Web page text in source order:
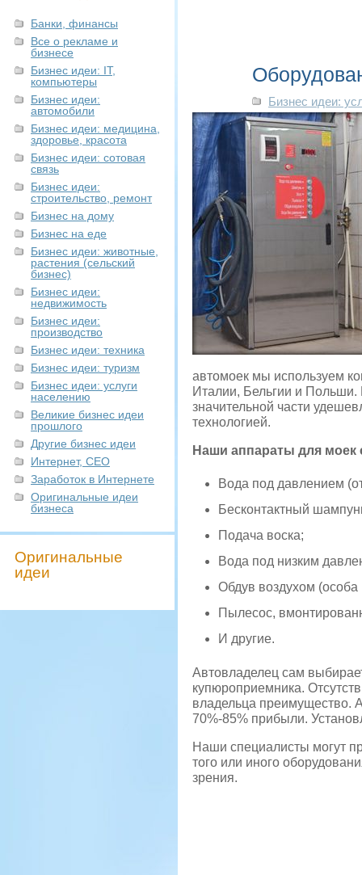
Банки, финансы
Все о рекламе и
бизнесе
Бизнес идеи: IT,
компьютеры
Бизнес идеи:
автомобили
Бизнес идеи: медицина,
здоровье, красота
Бизнес идеи: сотовая
связь
Бизнес идеи:
строительство, ремонт
Бизнес на дому
Бизнес на еде
Бизнес идеи: животные,
растения (сельский
бизнес)
Бизнес идеи:
недвижимость
Бизнес идеи:
производство
Бизнес идеи: техника
Бизнес идеи: туризм
Бизнес идеи: услуги
населению
Великие бизнес идеи
прошлого
Другие бизнес идеи
Интернет, СЕО
Заработок в Интернете
Оригинальные идеи
бизнеса
Оригинальные
идеи
Бизнес идеи:
автомоек мы используем
Италии, Бельгии и Польши.
значительной части
технологией.
Наши аппараты для моек
Вода под давлением
Бесконтактный
Подача воска;
Вода под низким
Обдув воздухом
Пылесос,
И другие.
Автовладелец сам
купюроприемника.
владельца преимущество.
70%-85% прибыли.
Наши специалисты могут
того или иного
зрения.